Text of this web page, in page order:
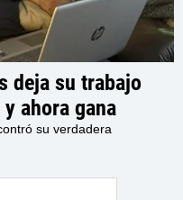
deja su trabajo
ahora gana
“No tengo
real, a
su verdadera